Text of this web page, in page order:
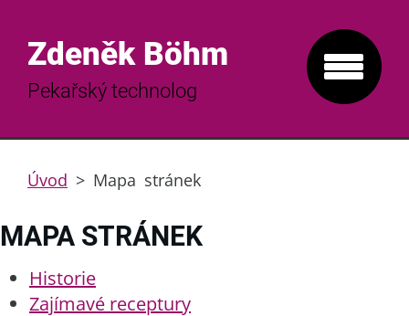
Zdeněk Böhm
Pekařský technolog
Úvod > Mapa stránek
MAPA STRÁNEK
Historie
Zajímavé receptury